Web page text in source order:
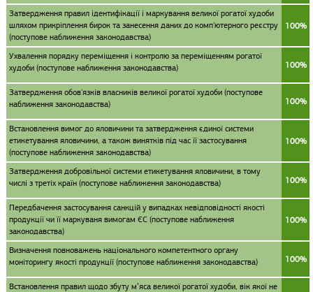
Затвердження правил ідентифікації і маркування великої рогатої худоби
шляхом прикріплення бирок та занесення даних до комп'ютерного реєстру
(поступове наближення законодавства)
100%
Ухвалення порядку переміщення і контролю за переміщенням рогатої
худоби (поступове наближення законодавства)
100%
Затвердження обов'язків власників великої рогатої худоби (поступове
наближення законодавства)
100%
Встановлення вимог до яловичини та затвердження єдиної системи
етикетування яловичини, а також винятків під час її застосування
(поступове наближення законодавства)
100%
Затвердження добровільної системи етикетування яловичини, в тому
числі з третіх країн (поступове наближення законодавства)
100%
Передбачення застосування санкцій у випадках невідповідності якості
продукції чи її маркуваня вимогам ЄС (поступове наближення
законодавства)
100%
Визначення повноважень національного компетентного органу
моніторингу якості продукції (поступове наближення законодавства)
100%
Встановлення правил щодо збуту м’яса великої рогатої худоби, вік якої не